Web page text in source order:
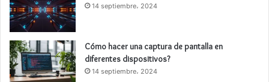
14 septiembre، 2024
Cómo hacer una captura de pantalla en
diferentes dispositivos?
14 septiembre، 2024